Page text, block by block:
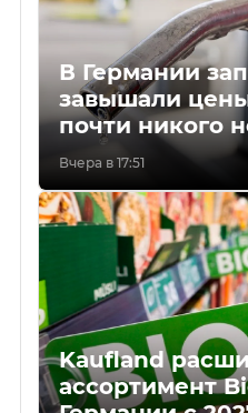
В Германии
завышали
почти никого
Вчера в 17:51
Kaufland
ассортимент